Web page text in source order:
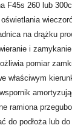
F45s 260 lub
na drążku
i
pomiar
właściwym
ramiona
do podłoża lub